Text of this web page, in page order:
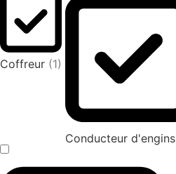
Coffreur (1)
Conducteur d'engins